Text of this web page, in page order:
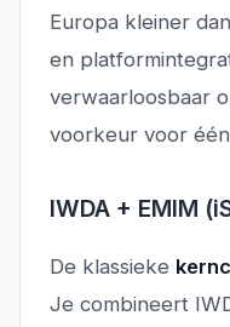
Europa kleiner
en
verwaarloosbaar
voorkeur voor
IWDA + EMIM
De klassieke
Je combineert